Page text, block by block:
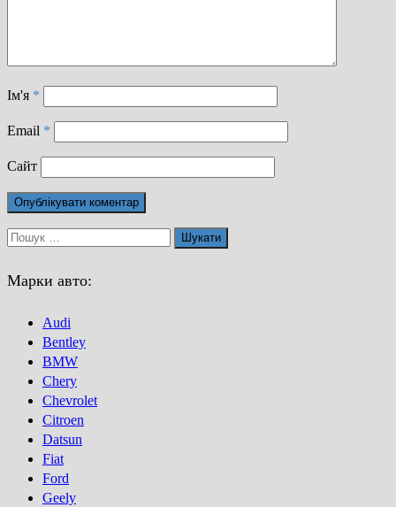
Ім'я *
Email *
Сайт
Пошук:
Марки авто:
Audi
Bentley
BMW
Chery
Chevrolet
Citroen
Datsun
Fiat
Ford
Geely